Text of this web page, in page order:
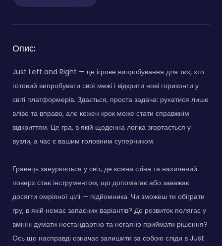
Опис:
Just Left and Right — це ігрове випробування для тих, хто
готовий випробувати свої межі і відкрити нові горизонти у
світі платформерів. Здається, проста задача: рухатися лише
вліво та вправо, але кожен крок може стати справжнім
відкриттям. Це гра, в якій щоденна логіка згортається у
вузли, а час є вашим головним суперником.
Гравець занурюється у світ, де кожна стіна та нахилений
поверх стає інструментом, що допомагає або заважає
досягти омріяної цілі — підйомника. Чи зможеш ти обіграти
гру, в якій немає запасних варіантів? Де розвиток полягає у
вмінні думати нестандартно та негаяно приймати рішення?
Ось що насправді означає залишити за собою сліди в Just